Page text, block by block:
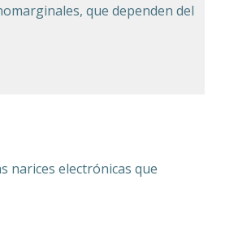
que dependen del
narices electrónicas que